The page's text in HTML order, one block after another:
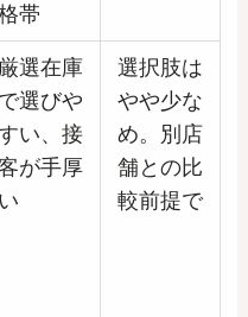
帯
厳選在庫
で選びや
い、接
が手厚
い
選択肢は
やや少な
め。別店
舗との比
較前提で